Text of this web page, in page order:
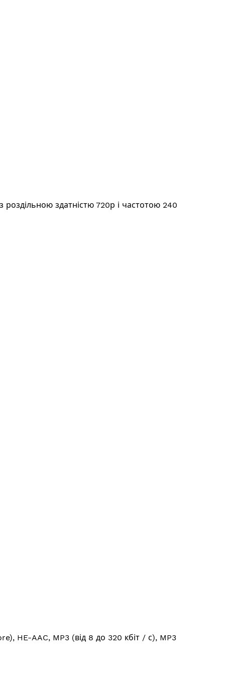
роздільною здатністю 720р і частотою 240
HE-AAC, MP3 (від 8 до 320 кбіт / с), MP3